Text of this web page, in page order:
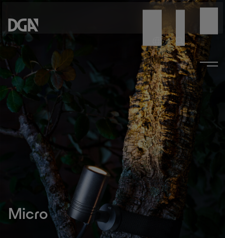
Micro